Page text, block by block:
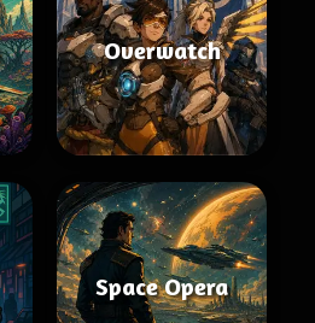
Overwatch
Space Opera